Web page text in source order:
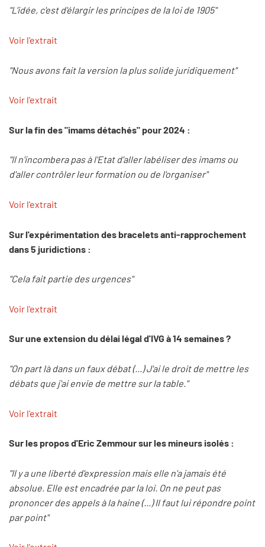
"L'idée, c'est d'élargir les principes de la loi de 1905"
Voir l'extrait
"Nous avons fait la version la plus solide juridiquement"
Voir l'extrait
Sur la fin des "imams détachés" pour 2024 :
"Il n'incombera pas à l'Etat d'aller labéliser des imams ou
d'aller contrôler leur formation ou de l'organiser"
Voir l'extrait
Sur l'expérimentation des bracelets anti-rapprochement
dans 5 juridictions :
"Cela fait partie des urgences"
Voir l'extrait
Sur une extension du délai légal d'IVG à 14 semaines ?
"On part là dans un faux débat (...) J'ai le droit de mettre les
débats que j'ai envie de mettre sur la table."
Voir l'extrait
Sur les propos d'Eric Zemmour sur les mineurs isolés :
"Il y a une liberté d'expression mais elle n'a jamais été
absolue. Elle est encadrée par la loi. On ne peut pas
prononcer des appels à la haine (...) Il faut lui répondre point
par point"